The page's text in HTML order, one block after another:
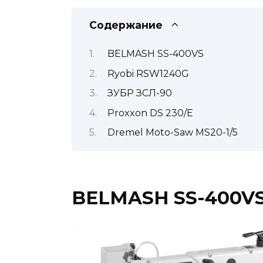
Содержание
BELMASH SS-400VS
Ryobi RSW1240G
ЗУБР ЗСЛ-90
Proxxon DS 230/Е
Dremel Moto-Saw MS20-1/5
BELMASH SS-